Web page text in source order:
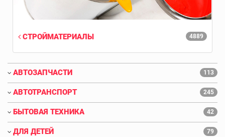
4889
СТРОЙМАТЕРИАЛЫ
АВТОЗАПЧАСТИ 113
АВТОТРАНСПОРТ 245
БЫТОВАЯ ТЕХНИКА 42
ДЛЯ ДЕТЕЙ 79